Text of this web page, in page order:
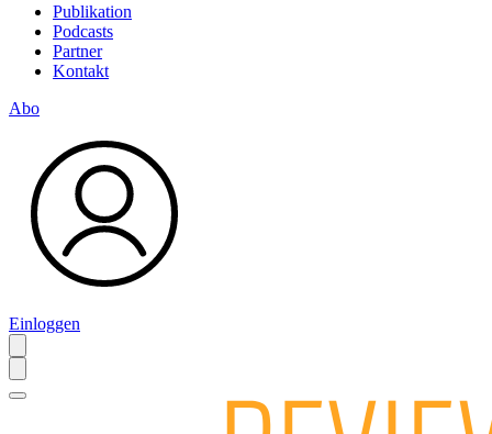
Publikation
Podcasts
Partner
Kontakt
Abo
Einloggen